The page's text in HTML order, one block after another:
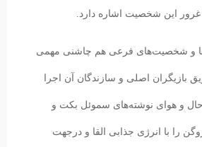
این شخصیت اشاره دارد.
و شخصیت‌های فرعی هم چاشنی مهمی
بازیگران اصلی و سازندگان آن اجرا
حال و هوای نوشته‌های سموئل بکت و
را با انرژی جذابی القا و درجهت